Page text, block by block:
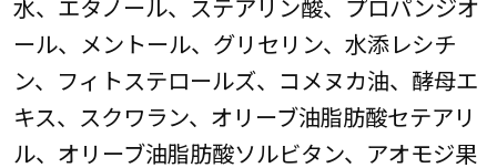
水、エタノール、ステアリン酸、プロパンジオ
ール、メントール、グリセリン、水添レシチ
ン、フィトステロールズ、コメヌカ油、酵母エ
キス、スクワラン、オリーブ油脂肪酸セテアリ
ル、オリーブ油脂肪酸ソルビタン、アオモジ果